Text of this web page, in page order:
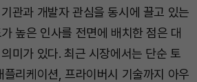
관과 개발자 관심을 동시에 끌고 있는
높은 인사를 전면에 배치한 점은 대
미가 있다. 최근 시장에서는 단순 토
리케이션, 프라이버시 기술까지 아우